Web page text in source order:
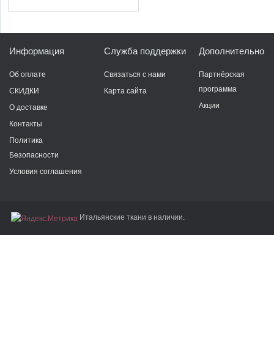
Информация
Об оплате
СКИДКИ
О доставке
Контакты
Политика
Безопасности
Условия соглашения
Служба поддержки
Связаться с нами
Карта сайта
Дополнительно
Партнёрская
программа
Акции
Итальянские ткани в наличии.